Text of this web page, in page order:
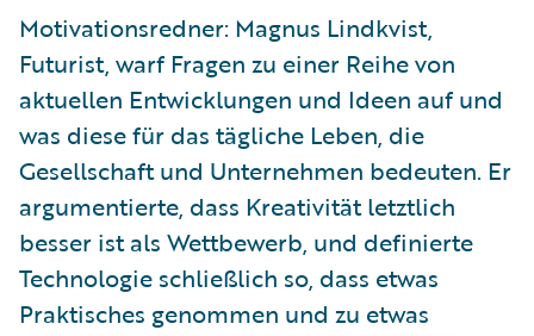
Motivationsredner: Magnus Lindkvist,
Futurist, warf Fragen zu einer Reihe von
aktuellen Entwicklungen und Ideen auf und
was diese für das tägliche Leben, die
Gesellschaft und Unternehmen bedeuten. Er
argumentierte, dass Kreativität letztlich
besser ist als Wettbewerb, und definierte
Technologie schließlich so, dass etwas
Praktisches genommen und zu etwas